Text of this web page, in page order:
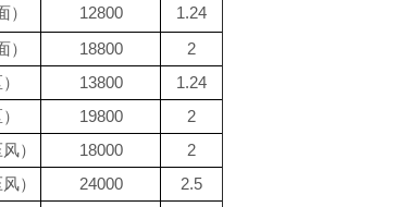
12800
1.24
18800
2
13800
1.24
19800
2
） 18000
2
） 24000
2.5